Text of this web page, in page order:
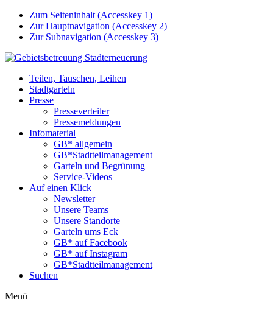
Zum Seiteninhalt (Accesskey 1)
Zur Hauptnavigation (Accesskey 2)
Zur Subnavigation (Accesskey 3)
Teilen, Tauschen, Leihen
Stadtgarteln
Presse
Presseverteiler
Pressemeldungen
Infomaterial
GB* allgemein
GB*Stadtteilmanagement
Garteln und Begrünung
Service-Videos
Auf einen Klick
Newsletter
Unsere Teams
Unsere Standorte
Garteln ums Eck
GB* auf Facebook
GB* auf Instagram
GB*Stadtteilmanagement
Suchen
Menü